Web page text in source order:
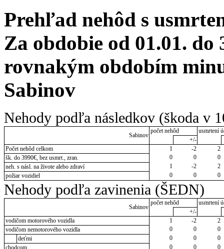
Prehľad nehôd s
Za obdobie od 01.01. do
rovnakým obdobím
Sabinov
Nehody podľa následkov (škoda v
Sabinov
počet nehôd
usmrtení
+/-
Počet nehôd celkom
1 -2
2
šk. do 3990€, bez usmrt., zran.
0 0
0
neh. s násl. na živote alebo zdraví
1 -2
2
požiar vozidiel
0 0 0
Nehody podľa zavinenia (ŠEDN)
Sabinov
počet nehôd
usmrtení
+/-
vodičom motorového vozidla
1 -2
2
vodičom nemotorového vozidla
0 0
0
deťmi
0 0
0
0 0
0